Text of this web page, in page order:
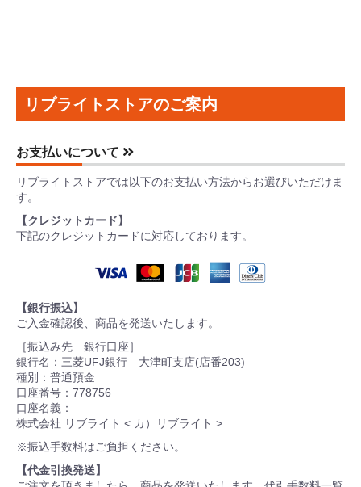
リブライトストアのご案内
お支払いについて
リブライトストアでは以下のお支払い方法からお選びいただけま
す。
【クレジットカード】
下記のクレジットカードに対応しております。
【銀行振込】
ご入金確認後、商品を発送いたします。
［振込み先 銀行口座］
銀行名：三菱UFJ銀行 大津町支店(店番203)
種別：普通預金
口座番号：778756
口座名義：
株式会社 リブライト < カ）リブライト >
※振込手数料はご負担ください。
【代金引換発送】